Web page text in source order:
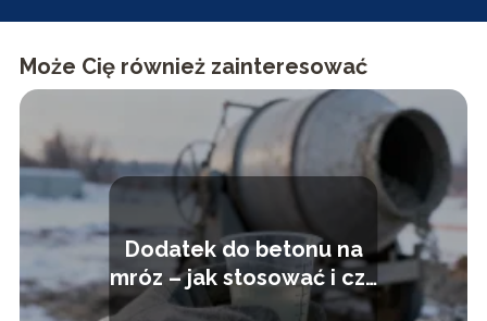
Może Cię również zainteresować
Dodatek do betonu na
mróz – jak stosować i czy
warto?